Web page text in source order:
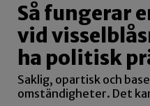
Så fungerar
vid
ha politisk
Saklig, opartisk och
omständigheter. Det